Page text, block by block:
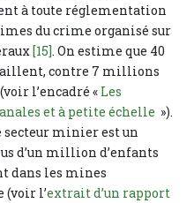
à toute réglementation
du crime organisé sur
[15]. On estime que 40
contre 7 millions
l’encadré « Les
et à petite échelle »).
secteur minier est un
d’un million d’enfants
dans les mines
(voir l’extrait d’un rapport